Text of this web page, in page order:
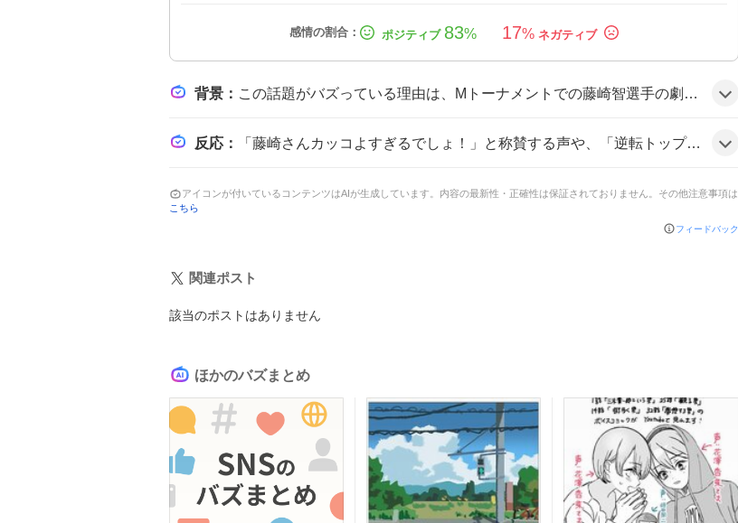
83% 17%
背景 ： この話題がバズっている理由は、Mトーナメントでの藤崎智選手の劇的な逆転トップが予想外の展開だったことと、跳満連発という高得点プレイが視覚的にインパクト大だったため、ファンの期待感が高まったことにあるようだ。
反応 ： 「藤崎さんカッコよすぎるでしょ！」と称賛する声や、「逆転トップ！！！」と驚きを示すコメントが多数。「跳満連発で凄すぎる」「藤崎さんすごい‼️カッコイイーーー‼️」といった熱狂的な書き込みが目立ち、全体的にテンションが上がっている様子だ。
アイコンが付いているコンテンツはAIが生成しています。内容の最新性・正確性は保証されておりません。その他注意事項は
こちら
フィードバック
関連ポスト
該当のポストはありません
ほかのバズまとめ